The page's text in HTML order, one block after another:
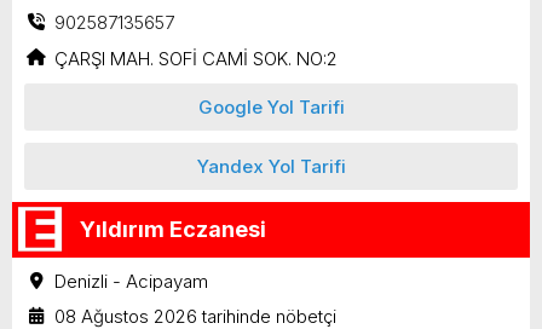
902587135657
ÇARŞI MAH. SOFİ CAMİ SOK. NO:2
Google Yol Tarifi
Yandex Yol Tarifi
Yıldırım Eczanesi
Denizli - Acipayam
08 Ağustos 2026 tarihinde nöbetçi